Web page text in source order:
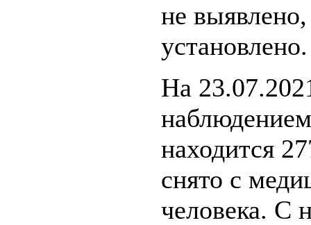
не
установлено.
На
находится
снято с
человека. С